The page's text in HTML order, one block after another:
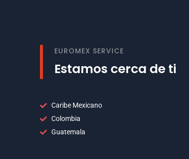
EUROMEX SERVICE
Estamos cerca de ti
Caribe Mexicano
Colombia
Guatemala